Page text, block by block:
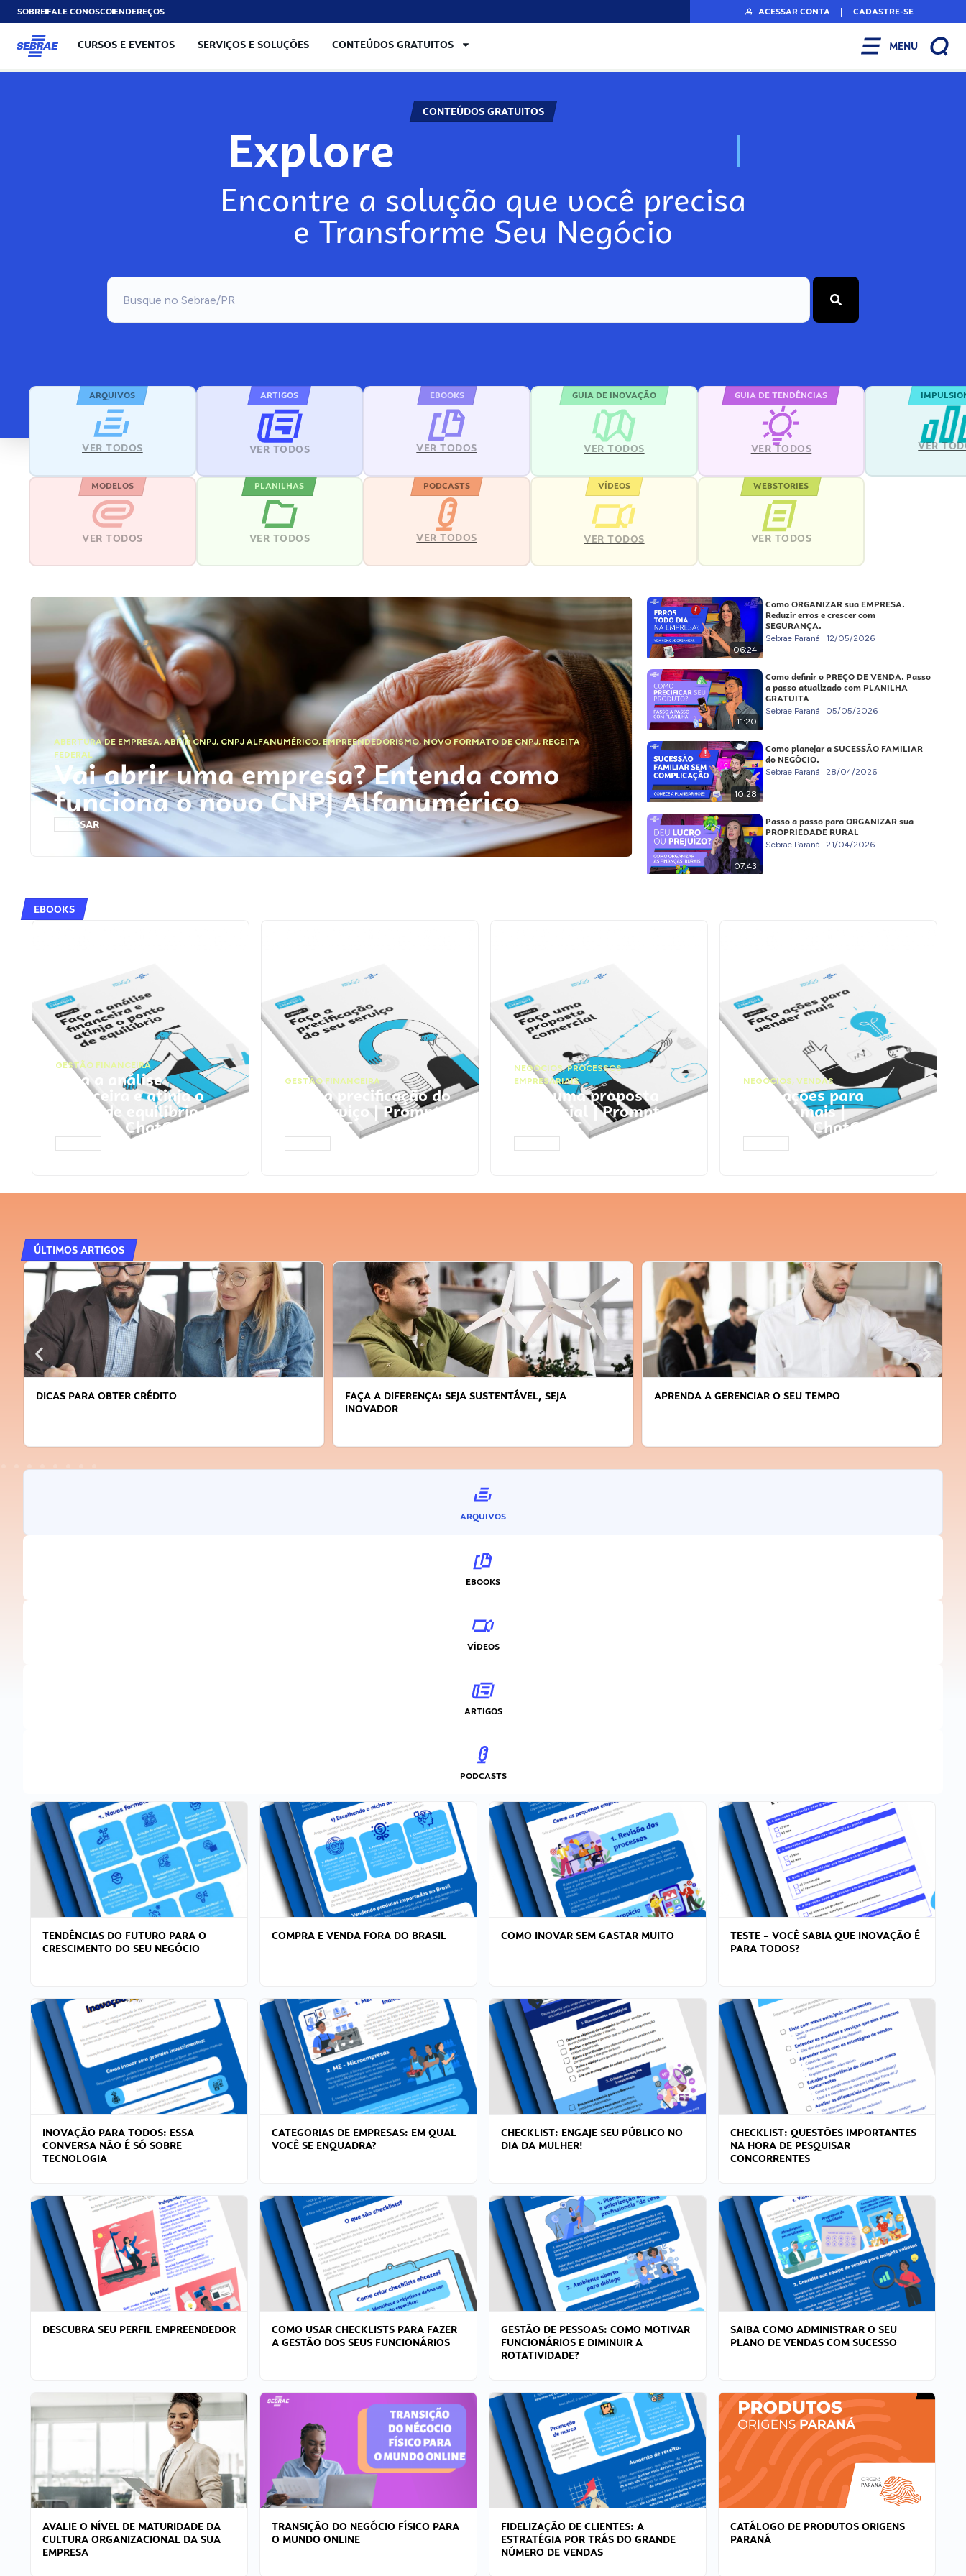
SOBREFALE CONOSCOENDEREÇOS ACESSAR CONTA | CADASTRE-SE
CURSOS E EVENTOS SERVIÇOS E SOLUÇÕES CONTEÚDOS GRATUITOS MENU
CONTEÚDOS GRATUITOS
Explore N
Encontre a solução que você precisa
e Transforme Seu Negócio
ARQUIVOS
VER TODOS
ARTIGOS
VER TODOS
EBOOKS
VER TODOS
GUIA DE INOVAÇÃO
VER TODOS
GUIA DE TENDÊNCIAS
VER TODOS VER
MODELOS
VER TODOS
PLANILHAS
VER TODOS
PODCASTS
VER TODOS
VÍDEOS
VER TODOS
WEBSTORIES
VER TODOS
ABERTURA DE EMPRESA,ABRIR CNPJ, CNPJ ALFANUMÉRICO, EMPREENDEDORISMO,NOVO FORMATO DE CNPJ,RECEITA
FEDERAL
Vai abrir uma empresa? Entenda como
funciona o novo CNPJ Alfanumérico
ACESSAR
06:24
Como ORGANIZAR sua EMPRESA.
Reduzir erros e crescer com
SEGURANÇA.
Sebrae Paraná 12/05/2026
11:20
Como definir o PREÇO DE VENDA. Passo
a passo atualizado com PLANILHA
GRATUITA
Sebrae Paraná 05/05/2026
10:28
Como planejar a SUCESSÃO FAMILIAR
do NEGÓCIO.
Sebrae Paraná 28/04/2026
07:43
Passo a passo para ORGANIZAR sua
PROPRIEDADE RURAL
Sebrae Paraná 21/04/2026
EBOOKS
GESTÃO FINANCEIRA
Faça a análise
financeira e atinja o
ponto de equilíbrio |
Prompts ChatGPT
GESTÃO FINANCEIRA
Faça a precificação do
seu serviço | Prompts
ChatGPT
NEGÓCIOS,PROCESSOS
EMPRESARIAIS
Faça uma proposta
comercial | Prompts
ChatGPT
NEGÓCIOS, VENDAS
Faça ações para
vender mais |
Prompts ChatGPT
ÚLTIMOS ARTIGOS
DICAS PARA OBTER CRÉDITO
FAÇA A DIFERENÇA: SEJA SUSTENTÁVEL, SEJA
INOVADOR
APRENDA A GERENCIAR O SEU TEMPO
ARQUIVOS
EBOOKS
VÍDEOS
ARTIGOS
PODCASTS
TENDÊNCIAS DO FUTURO PARA O
CRESCIMENTO DO SEU NEGÓCIO
COMPRA E VENDA FORA DO BRASIL COMO INOVAR SEM GASTAR MUITO
TESTE – VOCÊ SABIA QUE INOVAÇÃO É
PARA TODOS?
INOVAÇÃO PARA TODOS: ESSA
CONVERSA NÃO É SÓ SOBRE
TECNOLOGIA
CATEGORIAS DE EMPRESAS: EM QUAL
VOCÊ SE ENQUADRA?
CHECKLIST: ENGAJE SEU PÚBLICO NO
DIA DA MULHER!
CHECKLIST: QUESTÕES IMPORTANTES
NA HORA DE PESQUISAR
CONCORRENTES
DESCUBRA SEU PERFIL EMPREENDEDOR
COMO USAR CHECKLISTS PARA FAZER
A GESTÃO DOS SEUS FUNCIONÁRIOS
GESTÃO DE PESSOAS: COMO MOTIVAR
FUNCIONÁRIOS E DIMINUIR A
ROTATIVIDADE?
SAIBA COMO ADMINISTRAR O SEU
PLANO DE VENDAS COM SUCESSO
AVALIE O NÍVEL DE MATURIDADE DA
CULTURA ORGANIZACIONAL DA SUA
EMPRESA
TRANSIÇÃO DO NEGÓCIO FÍSICO PARA
O MUNDO ONLINE
FIDELIZAÇÃO DE CLIENTES: A
ESTRATÉGIA POR TRÁS DO GRANDE
NÚMERO DE VENDAS
CATÁLOGO DE PRODUTOS ORIGENS
PARANÁ